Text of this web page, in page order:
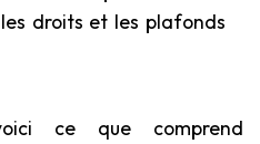
droits et les plafonds
ce que comprend